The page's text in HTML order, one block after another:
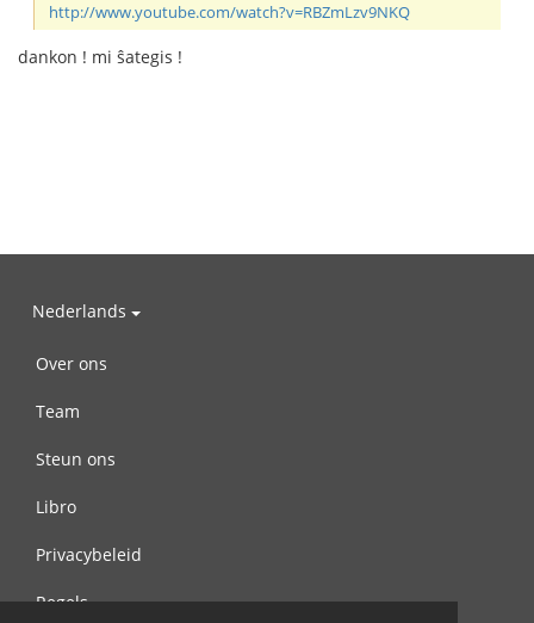
http://www.youtube.com/watch?v=RBZmLzv9NKQ
dankon ! mi ŝategis !
Nederlands
Over ons
Team
Steun ons
Libro
Privacybeleid
Regels